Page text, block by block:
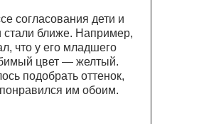
согласования дети и
стали ближе. Например,
что у его младшего
цвет ― желтый.
подобрать оттенок,
им обоим.